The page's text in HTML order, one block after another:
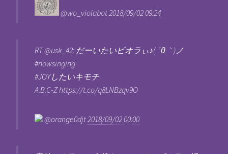
@wo_violabot2018/09/02 09:24
RT @usk_42: だーいたいビオラぃ♪( ´θ｀)ノ
#nowsinging
#JOYしたいキモチ
A.B.C-Z https://t.co/q8LNBzqv9O
@orange0djt2018/09/02 00:00